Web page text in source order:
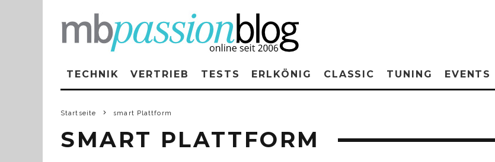
TECHNIK VERTRIEB TESTS ERLKÖNIG CLASSIC TUNING EVENTS
Startseite smart Plattform
SMART PLATTFORM